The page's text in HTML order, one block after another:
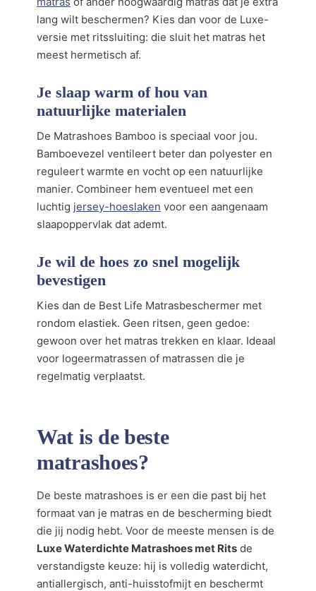
lang wilt beschermen? Kies dan voor de Luxe-
versie met ritssluiting: die sluit het matras het
meest hermetisch af.
Je slaap warm of hou van
natuurlijke materialen
De Matrashoes Bamboo is speciaal voor jou.
Bamboevezel ventileert beter dan polyester en
reguleert warmte en vocht op een natuurlijke
manier. Combineer hem eventueel met een
luchtig jersey-hoeslaken voor een aangenaam
slaapoppervlak dat ademt.
Je wil de hoes zo snel mogelijk
bevestigen
Kies dan de Best Life Matrasbeschermer met
rondom elastiek. Geen ritsen, geen gedoe:
gewoon over het matras trekken en klaar. Ideaal
voor logeermatrassen of matrassen die je
regelmatig verplaatst.
Wat is de beste
matrashoes?
De beste matrashoes is er een die past bij het
formaat van je matras en de bescherming biedt
die jij nodig hebt. Voor de meeste mensen is de
Luxe Waterdichte Matrashoes met Rits de
verstandigste keuze: hij is volledig waterdicht,
antiallergisch, anti-huisstofmijt en beschermt